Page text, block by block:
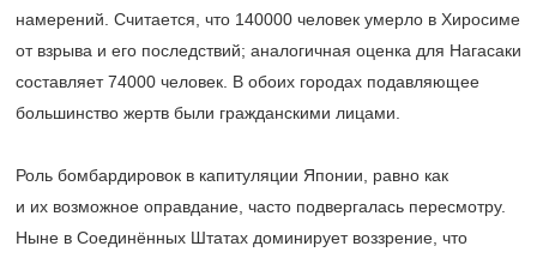
намерений. Считается, что 140000 человек умерло в Хиросиме
от взрыва и его последствий; аналогичная оценка для Нагасаки
составляет 74000 человек. В обоих городах подавляющее
большинство жертв были гражданскими лицами.
Роль бомбардировок в капитуляции Японии, равно как
и их возможное оправдание, часто подвергалась пересмотру.
Ныне в Соединённых Штатах доминирует воззрение, что